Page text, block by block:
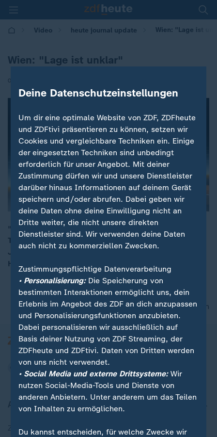
Video heute journal update Wien: "Lage ist
Wien: "Lage ist unklar"
02.11.2020 | 23:55
00:15
"Es gab in der Vergangenheit auch schon
Terrorversuche", so Felix Zimmermann, Recht und
Justiz, über die Lage in Wien. Doch die genauen
Hintergründe der Tat seien noch unklar.
nach oben
Aktuell bei ZDFheute
Zuletzt veröffentlicht
Deine Datenschutzeinstellungen
Um dir eine optimale Website von ZDF, ZDFheute
und ZDFtivi präsentieren zu können, setzen wir
Cookies und vergleichbare Techniken ein. Einige
der eingesetzten Techniken sind unbedingt
erforderlich für unser Angebot. Mit deiner
Zustimmung dürfen wir und unsere Dienstleister
darüber hinaus Informationen auf deinem Gerät
speichern und/oder abrufen. Dabei geben wir
deine Daten ohne deine Einwilligung nicht an
Dritte weiter, die nicht unsere direkten
Dienstleister sind. Wir verwenden deine Daten
auch nicht zu kommerziellen Zwecken.
Zustimmungspflichtige Datenverarbeitung
• Personalisierung:Die Speicherung von
bestimmten Interaktionen ermöglicht uns, dein
Erlebnis im Angebot des ZDF an dich anzupassen
und Personalisierungsfunktionen anzubieten.
Dabei personalisieren wir ausschließlich auf
Basis deiner Nutzung von ZDF Streaming, der
ZDFheute und ZDFtivi. Daten von Dritten werden
von uns nicht verwendet.
• Social Media und externe Drittsysteme:Wir
nutzen Social-Media-Tools und Dienste von
anderen Anbietern. Unter anderem um das Teilen
von Inhalten zu ermöglichen.
Du kannst entscheiden, für welche Zwecke wir